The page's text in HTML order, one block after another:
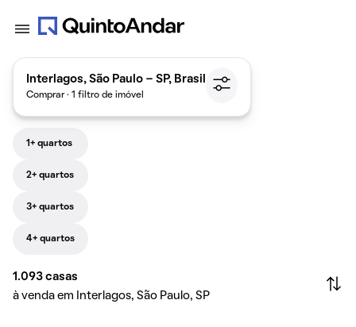
Interlagos, São Paulo - SP, Brasil
Comprar · 1 filtro de imóvel
1+ quartos
2+ quartos
3+ quartos
4+ quartos
1.093 casas
à venda em Interlagos, São Paulo, SP